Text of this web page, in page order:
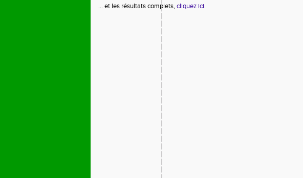
... et les résultats complets,cliquez ici.